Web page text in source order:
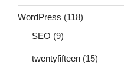
WordPress (118)
SEO (9)
twentyfifteen (15)